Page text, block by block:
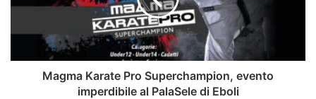
PalaSele
di
Magma Karate Pro Superchampion, evento
imperdibile al PalaSele di Eboli